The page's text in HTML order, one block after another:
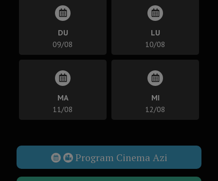
DU
09/08
LU
10/08
MA
11/08
MI
12/08
Program Cinema Azi